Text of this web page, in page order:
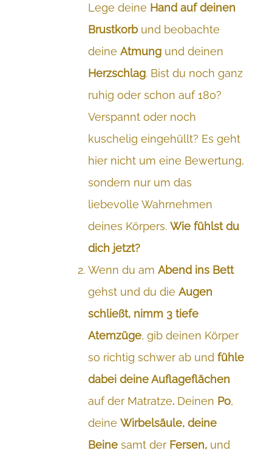
Lege deine Hand auf deinen
Brustkorbund beobachte
deine Atmung und deinen
Herzschlag. Bist du noch ganz
ruhig oder schon auf 180?
Verspannt oder noch
kuschelig eingehüllt? Es geht
hier nicht um eine Bewertung,
sondern nur um das
liebevolle Wahrnehmen
deines Körpers. Wie fühlst du
dich jetzt?
Wenn du am Abend ins Bett
gehst und du die Augen
schließt, nimm 3 tiefe
Atemzüge, gib deinen Körper
so richtig schwer ab und fühle
dabei deine Auflageflächen
auf der Matratze.Deinen Po,
deine Wirbelsäule, deine
Beine samt der Fersen, und